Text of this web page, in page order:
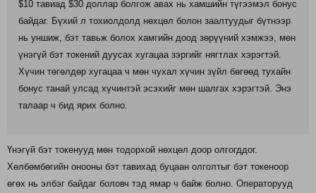
$10 тавиад $30 доллар болгож авах нь хамшийн түгээмэл бонус
байдаг. Бүхий л тохиолдолд нөхцөл болон заалтуудыг бүтнээр
нь уншиж, бэт тавьж болох хамгийн доод зөрүүний хэмжээ, мөн
үнэгүй бэт токений дуусах хугацаа зэргийг нягтлах хэрэгтэй.
Хүчин төгөлдөр хугацаа ч мөн чухал хүчин зүйл бөгөөд тухайн
бонус танай улсад хүчинтэй эсэхийг мөн шалгах хэрэгтэй. Энэ
талаар ч бид ярих болно.
Үнэгүй бэт токенууд мөн тодорхой нөхцөл доор олгогддог.
Хөлбөмбөгийн онооны бэт тавихад буцаан олголтыг бэт токеноор
өгөх нь элбэг байдаг боловч тэд ямар ч байж болно. Операторууд